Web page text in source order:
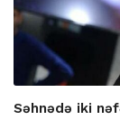
Səhnədə iki